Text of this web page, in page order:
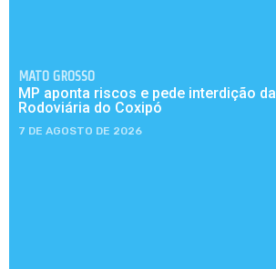
MATO GROSSO
MP aponta riscos e pede interdição da
Rodoviária do Coxipó
7 DE AGOSTO DE 2026